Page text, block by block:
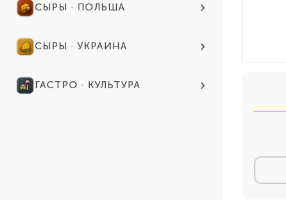
СЫРЫ · ПОЛЬША
СЫРЫ · УКРАИНА
ГАСТРО · КУЛЬТУРА